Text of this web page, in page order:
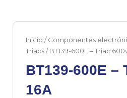
Inicio /Componentes
Triacs/ BT139-600E – Triac
BT139-600E –
16A